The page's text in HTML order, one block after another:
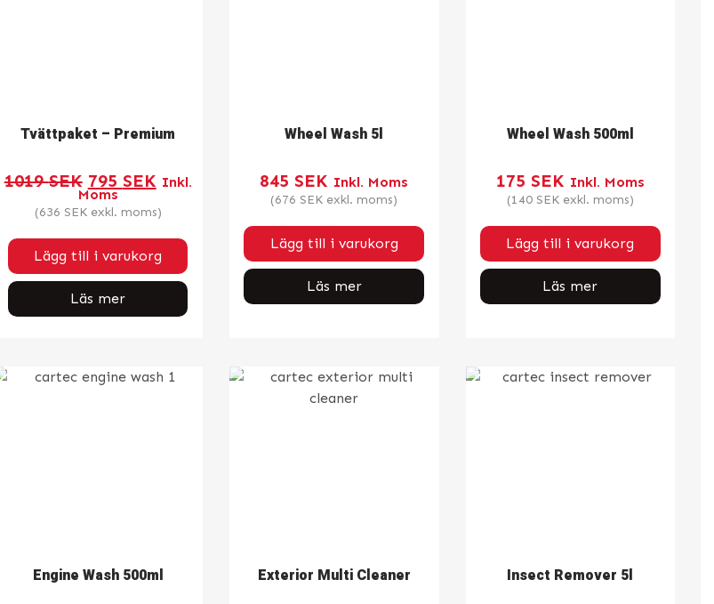
Tvättpaket – Premium
1019SEK Det
ursprungliga
priset
var:
1019 SEK.
795 SEKDet
nuvarande
är:
795 SEK.
Inkl.
Moms
(636 SEKexkl. moms)
Lägg till i varukorg
Läs mer
Wheel Wash 5l
845 SEK Inkl. Moms
(676 SEK exkl. moms)
Lägg till i varukorg
Läs mer
Wheel Wash 500ml
175 SEK Inkl. Moms
(140 SEKexkl. moms)
Lägg till i varukorg
Läs mer
Engine Wash 500ml Exterior Multi Cleaner Insect Remover 5l